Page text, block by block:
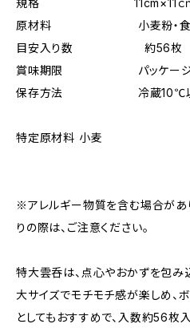
規格 11cm×11ｃｍ
原材料 小麦粉・食塩／
目安入り数 約56枚
賞味期限 パッケージにて
保存方法 冷蔵10℃以下に
特定原材料 小麦
※アレルギー物質を含む場合があ
りの際は、ご注意ください。
特大雲呑は、点心やおかずを包み
大サイズでモチモチ感が楽しめ、
としてもおすすめで、入数約56枚